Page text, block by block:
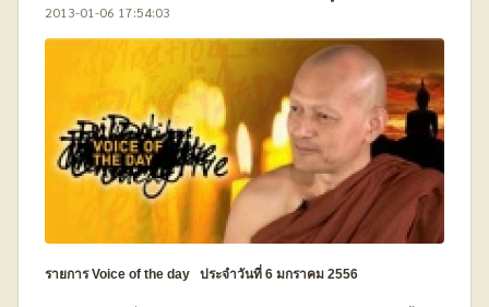
2013-01-06 17:54:03
รายการ Voice of the day ประจำวันที่ 6 มกราคม 2556